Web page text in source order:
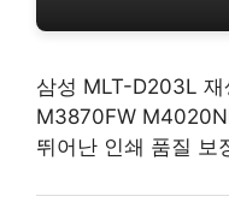
삼성 MLT-D203L
M3870FW
뛰어난 인쇄 품질